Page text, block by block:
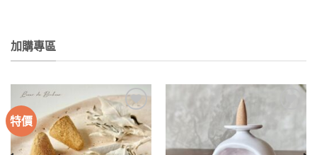
加購專區
特價
加入
收藏
收藏